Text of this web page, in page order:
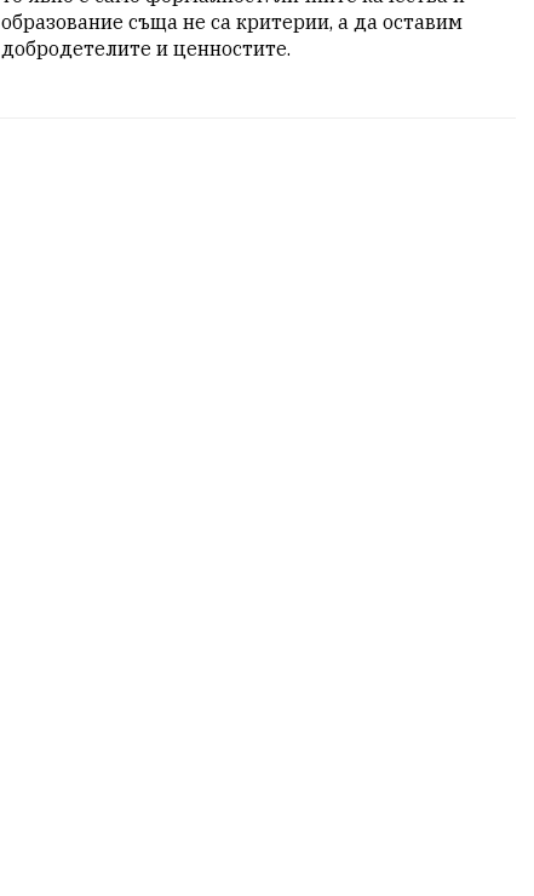
образование съща не са критерии, а да оставим
добродетелите и ценностите.